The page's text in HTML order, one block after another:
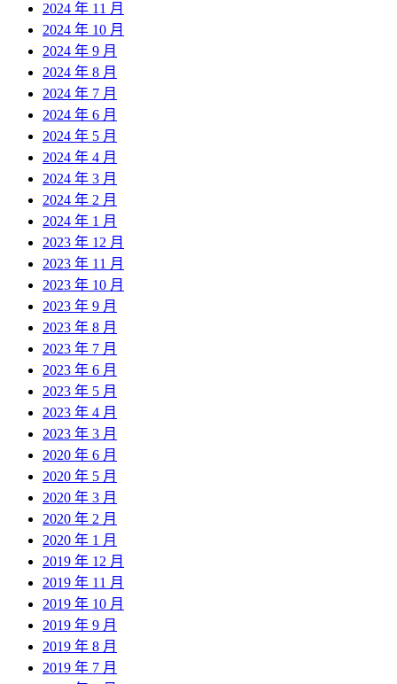
2024 年 11 月
2024 年 10 月
2024 年 9 月
2024 年 8 月
2024 年 7 月
2024 年 6 月
2024 年 5 月
2024 年 4 月
2024 年 3 月
2024 年 2 月
2024 年 1 月
2023 年 12 月
2023 年 11 月
2023 年 10 月
2023 年 9 月
2023 年 8 月
2023 年 7 月
2023 年 6 月
2023 年 5 月
2023 年 4 月
2023 年 3 月
2020 年 6 月
2020 年 5 月
2020 年 3 月
2020 年 2 月
2020 年 1 月
2019 年 12 月
2019 年 11 月
2019 年 10 月
2019 年 9 月
2019 年 8 月
2019 年 7 月